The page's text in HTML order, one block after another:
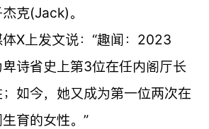
克(Jack)。
X上发文说：“趣闻：2023
诗省史上第3位在任内阁厅长
如今，她又成为第一位两次在
育的女性。”